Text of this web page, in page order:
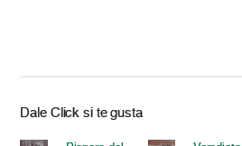
Dale Click si te gusta